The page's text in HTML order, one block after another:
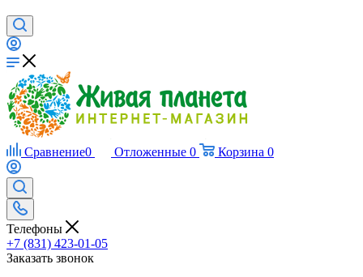
Сравнение0 Отложенные 0 Корзина 0
Телефоны
+7 (831) 423-01-05
Заказать звонок